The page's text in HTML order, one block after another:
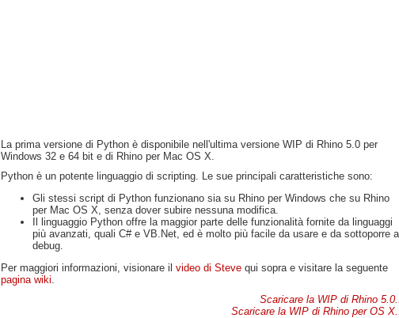
La prima versione di Python è disponibile nell'ultima versione WIP di Rhino 5.0 per
Windows 32 e 64 bit e di Rhino per Mac OS X.
Python è un potente linguaggio di scripting. Le sue principali caratteristiche sono:
Gli stessi script di Python funzionano sia su Rhino per Windows che su Rhino
per Mac OS X, senza dover subire nessuna modifica.
Il linguaggio Python offre la maggior parte delle funzionalità fornite da linguaggi
più avanzati, quali C# e VB.Net, ed è molto più facile da usare e da sottoporre a
debug.
Per maggiori informazioni, visionare il video di Steve qui sopra e visitare la seguente
pagina wiki
Scaricare la WIP di Rhino 5.0...
Scaricare la WIP di Rhino per OS X...